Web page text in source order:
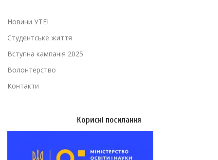
Новини УТЕІ
Студентське життя
Вступна кампанія 2025
Волонтерство
Контакти
Корисні посилання